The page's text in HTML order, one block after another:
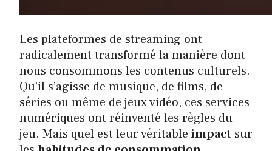
Les plateformes de streaming ont
radicalement transformé la manière dont
nous consommons les contenus culturels.
Qu’il s’agisse de musique, de films, de
séries ou même de jeux vidéo, ces services
numériques ont réinventé les règles du
jeu. Mais quel est leur véritable impact sur